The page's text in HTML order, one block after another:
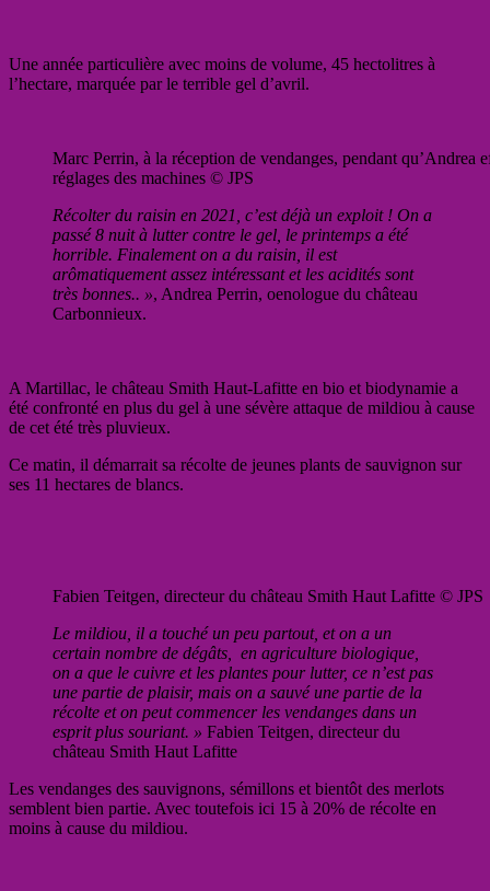
Une année particulière avec moins de volume, 45 hectolitres à
l’hectare, marquée par le terrible gel d’avril.
Marc Perrin, à la réception de vendanges, pendant qu’Andrea
réglages des machines © JPS
Récolter du raisin en 2021, c’est déjà un exploit ! On a
passé 8 nuit à lutter contre le gel, le printemps a été
horrible. Finalement on a du raisin, il est
arômatiquement assez intéressant et les acidités sont
très bonnes.. », Andrea Perrin, oenologue du château
Carbonnieux.
A Martillac, le château Smith Haut-Lafitte en bio et biodynamie a
été confronté en plus du gel à une sévère attaque de mildiou à cause
de cet été très pluvieux.
Ce matin, il démarrait sa récolte de jeunes plants de sauvignon sur
ses 11 hectares de blancs.
Fabien Teitgen, directeur du château Smith Haut Lafitte © JPS
Le mildiou, il a touché un peu partout, et on a un
certain nombre de dégâts, en agriculture biologique,
on a que le cuivre et les plantes pour lutter, ce n’est pas
une partie de plaisir, mais on a sauvé une partie de la
récolte et on peut commencer les vendanges dans un
esprit plus souriant. » Fabien Teitgen, directeur du
château Smith Haut Lafitte
Les vendanges des sauvignons, sémillons et bientôt des merlots
semblent bien partie. Avec toutefois ici 15 à 20% de récolte en
moins à cause du mildiou.